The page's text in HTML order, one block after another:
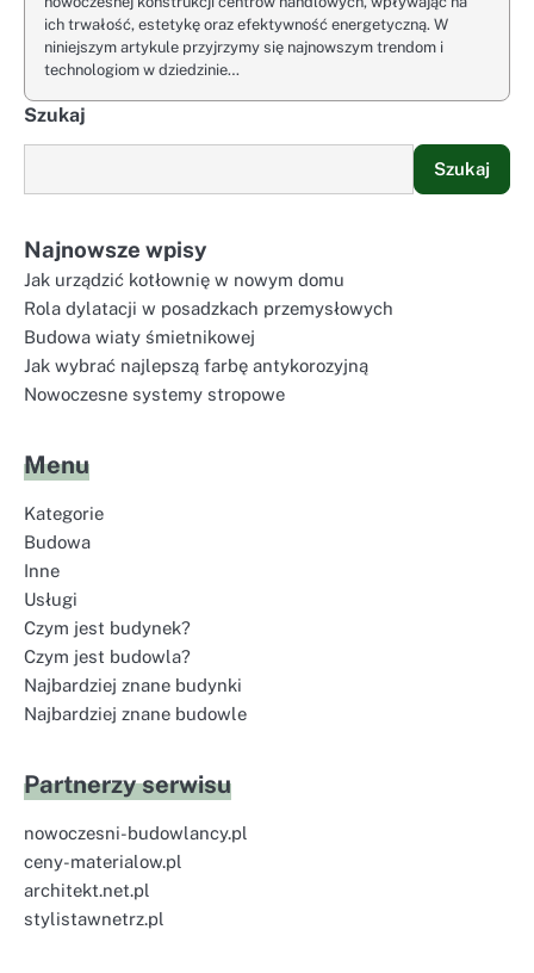
ich trwałość, estetykę oraz efektywność energetyczną. W
niniejszym artykule przyjrzymy się najnowszym trendom i
technologiom w dziedzinie…
Szukaj
Szukaj
Najnowsze wpisy
Jak urządzić kotłownię w nowym domu
Rola dylatacji w posadzkach przemysłowych
Budowa wiaty śmietnikowej
Jak wybrać najlepszą farbę antykorozyjną
Nowoczesne systemy stropowe
Menu
Kategorie
Budowa
Inne
Usługi
Czym jest budynek?
Czym jest budowla?
Najbardziej znane budynki
Najbardziej znane budowle
Partnerzy serwisu
nowoczesni-budowlancy.pl
ceny-materialow.pl
architekt.net.pl
stylistawnetrz.pl